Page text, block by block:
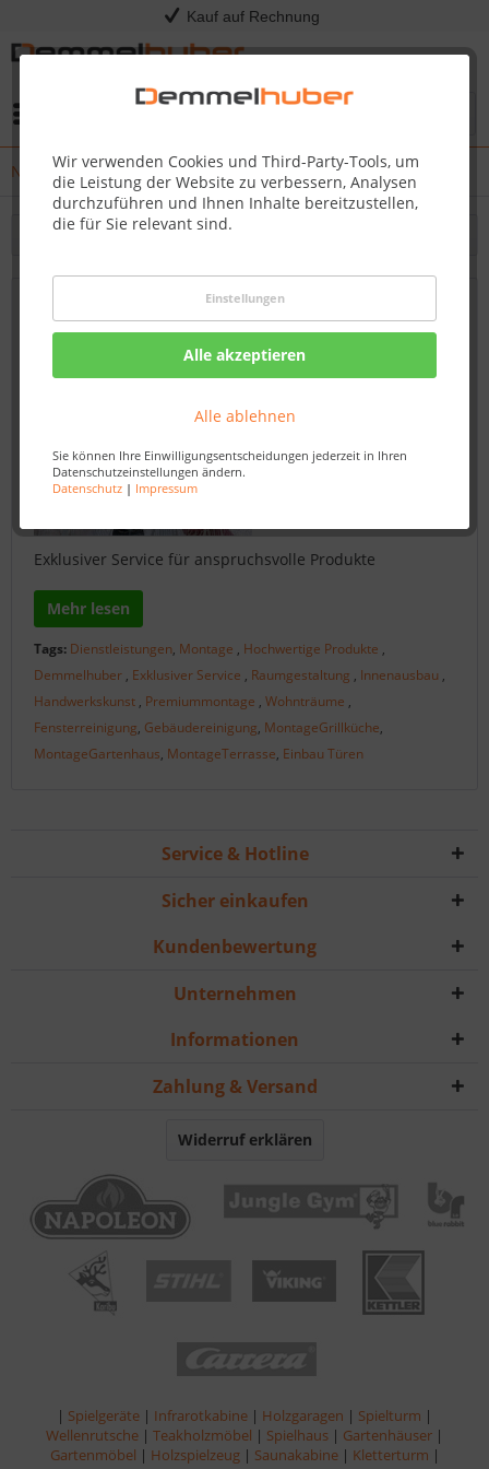
Kauf auf Rechnung
Wir verwenden Cookies und Third-Party-Tools, um
die Leistung der Website zu verbessern, Analysen
durchzuführen und Ihnen Inhalte bereitzustellen,
die für Sie relevant sind.
Einstellungen
Alle akzeptieren
Alle ablehnen
Sie können Ihre Einwilligungsentscheidungen jederzeit in Ihren
Datenschutzeinstellungen ändern.
Datenschutz| Impressum
News
Filtern
Demmelhuber: Perfekte Dienstleistungen
für exklusive Produkte
Von: Nadine Wagner
Exklusiver Service für anspruchsvolle Produkte
Mehr lesen
Tags: Dienstleistungen, Montage , Hochwertige Produkte ,
Demmelhuber , Exklusiver Service , Raumgestaltung , Innenausbau ,
Handwerkskunst , Premiummontage , Wohnträume ,
Fensterreinigung, Gebäudereinigung, MontageGrillküche,
MontageGartenhaus, MontageTerrasse, Einbau Türen
Service & Hotline
Sicher einkaufen
Kundenbewertung
Unternehmen
Informationen
Zahlung & Versand
Widerruf erklären
| Spielgeräte | Infrarotkabine | Holzgaragen | Spielturm |
Wellenrutsche | Teakholzmöbel | Spielhaus | Gartenhäuser |
Gartenmöbel | Holzspielzeug | Saunakabine | Kletterturm |